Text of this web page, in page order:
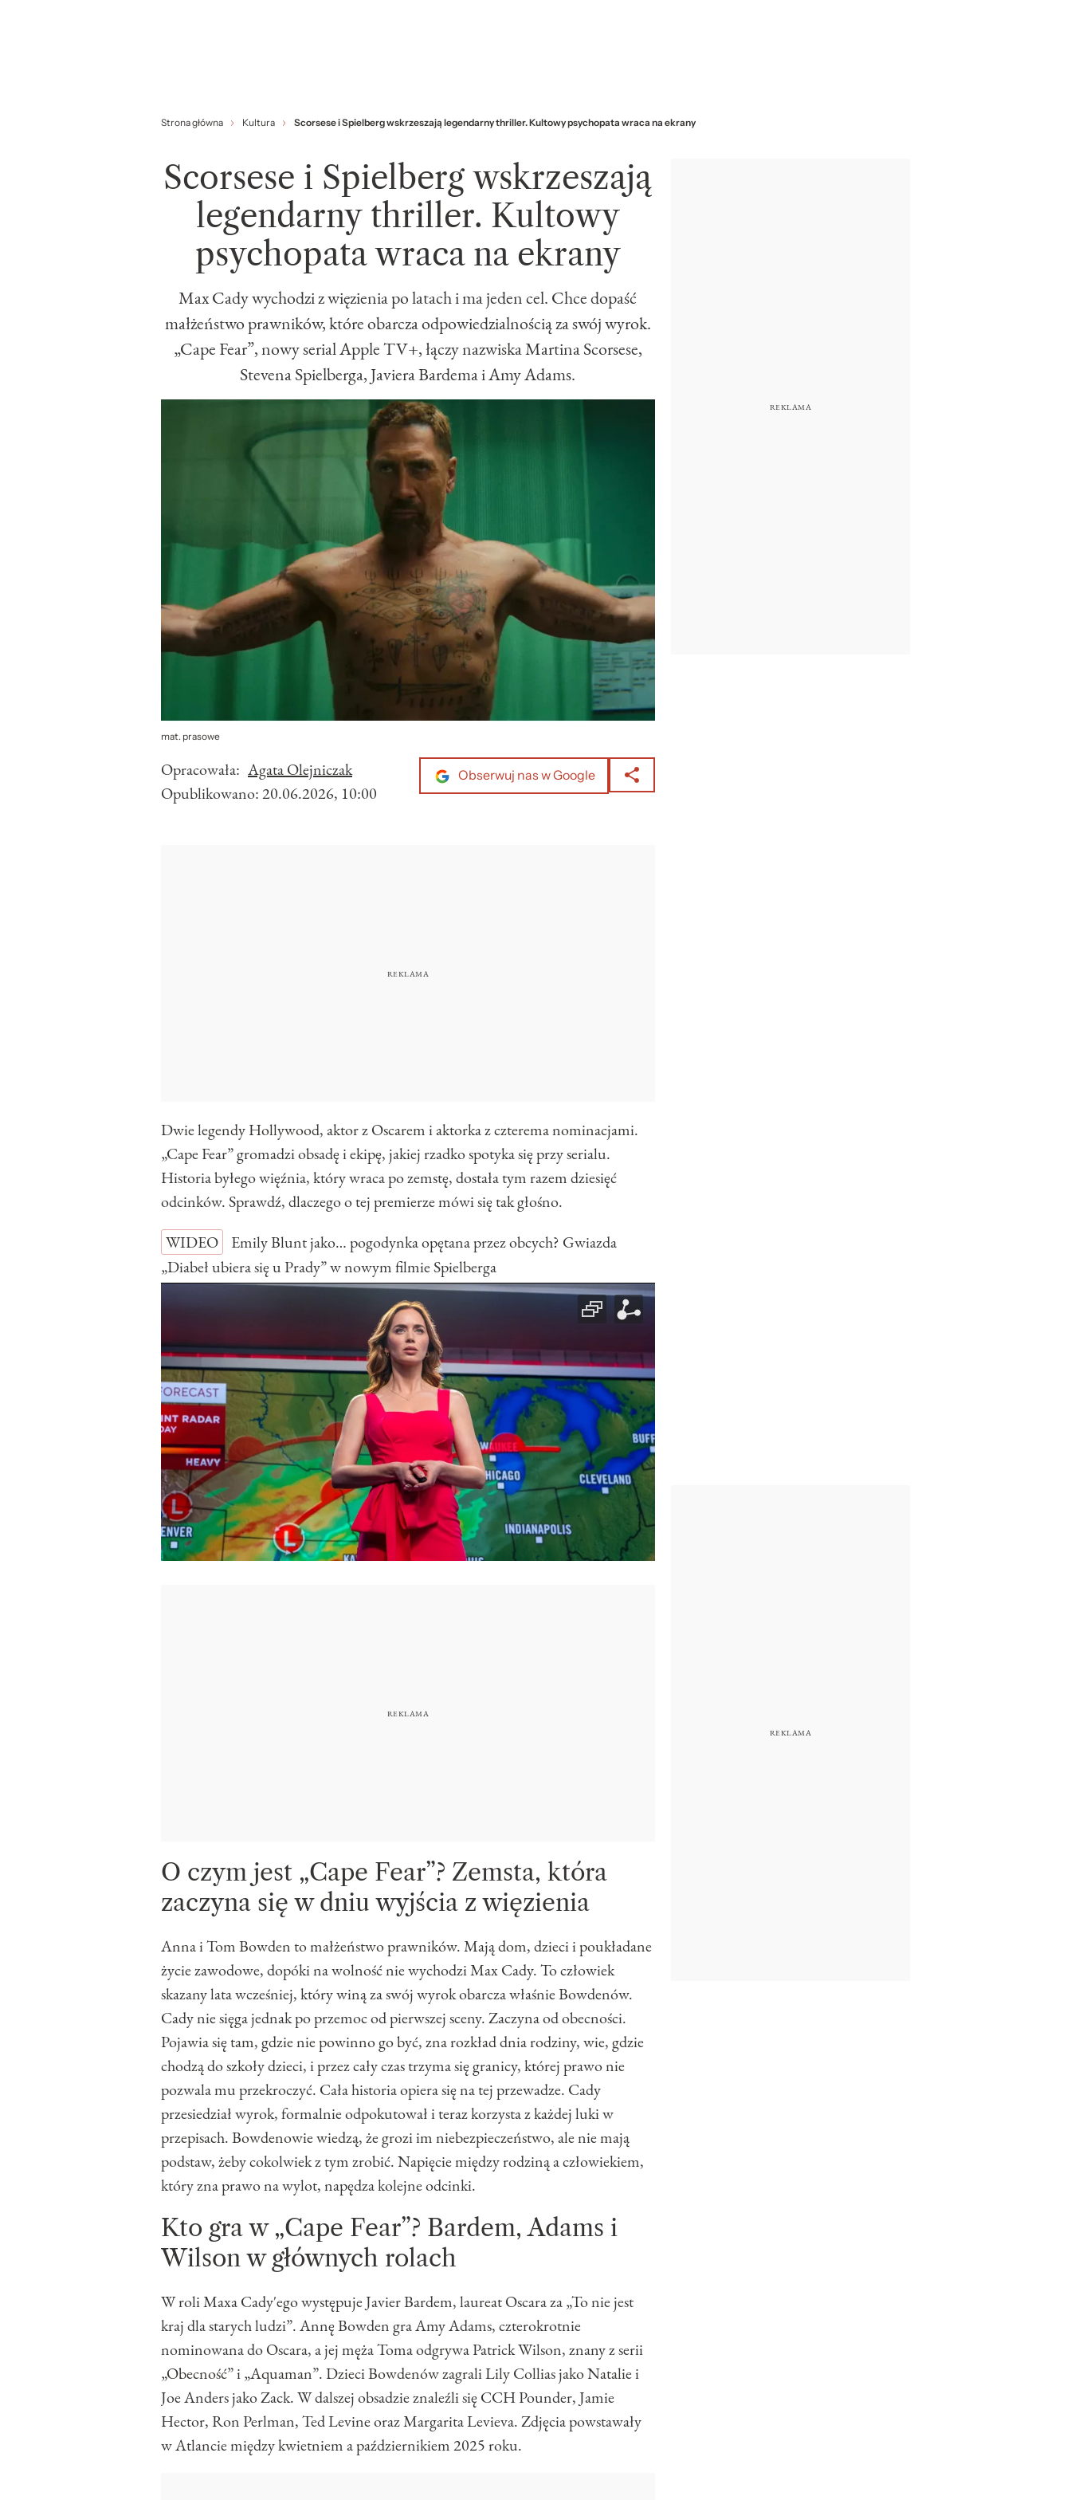
Strona główna Kultura Scorsese i Spielberg wskrzeszają legendarny thriller. Kultowy psychopata wraca na ekrany
Scorsese i Spielberg wskrzeszają
legendarny thriller. Kultowy
psychopata wraca na ekrany
Max Cady wychodzi z więzienia po latach i ma jeden cel. Chce dopaść
małżeństwo prawników, które obarcza odpowiedzialnością za swój wyrok.
„Cape Fear”, nowy serial Apple TV+, łączy nazwiska Martina Scorsese,
Stevena Spielberga, Javiera Bardema i Amy Adams.
mat. prasowe
Opracowała: Agata Olejniczak
Opublikowano:20.06.2026, 10:00
Obserwuj nas w Google
Dwie legendy Hollywood, aktor z Oscarem i aktorka z czterema nominacjami.
„Cape Fear” gromadzi obsadę i ekipę, jakiej rzadko spotyka się przy serialu.
Historia byłego więźnia, który wraca po zemstę, dostała tym razem dziesięć
odcinków. Sprawdź, dlaczego o tej premierze mówi się tak głośno.
WIDEO
Emily Blunt jako… pogodynka opętana przez obcych? Gwiazda
„Diabeł ubiera się u Prady” w nowym filmie Spielberga
O czym jest „Cape Fear”? Zemsta, która
zaczyna się w dniu wyjścia z więzienia
Anna i Tom Bowden to małżeństwo prawników. Mają dom, dzieci i poukładane
życie zawodowe, dopóki na wolność nie wychodzi Max Cady. To człowiek
skazany lata wcześniej, który winą za swój wyrok obarcza właśnie Bowdenów.
Cady nie sięga jednak po przemoc od pierwszej sceny. Zaczyna od obecności.
Pojawia się tam, gdzie nie powinno go być, zna rozkład dnia rodziny, wie, gdzie
chodzą do szkoły dzieci, i przez cały czas trzyma się granicy, której prawo nie
pozwala mu przekroczyć. Cała historia opiera się na tej przewadze. Cady
przesiedział wyrok, formalnie odpokutował i teraz korzysta z każdej luki w
przepisach. Bowdenowie wiedzą, że grozi im niebezpieczeństwo, ale nie mają
podstaw, żeby cokolwiek z tym zrobić. Napięcie między rodziną a człowiekiem,
który zna prawo na wylot, napędza kolejne odcinki.
Kto gra w „Cape Fear”? Bardem, Adams i
Wilson w głównych rolach
W roli Maxa Cady'ego występuje Javier Bardem, laureat Oscara za „To nie jest
kraj dla starych ludzi”. Annę Bowden gra Amy Adams, czterokrotnie
nominowana do Oscara, a jej męża Toma odgrywa Patrick Wilson, znany z serii
„Obecność” i „Aquaman”. Dzieci Bowdenów zagrali Lily Collias jako Natalie i
Joe Anders jako Zack. W dalszej obsadzie znaleźli się CCH Pounder, Jamie
Hector, Ron Perlman, Ted Levine oraz Margarita Levieva. Zdjęcia powstawały
w Atlancie między kwietniem a październikiem 2025 roku.